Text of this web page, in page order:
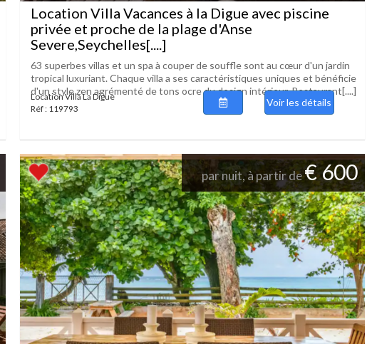
Location Villa Vacances à la Digue avec piscine
privée et proche de la plage d'Anse
Severe,Seychelles[....]
63 superbes villas et un spa à couper de souffle sont au cœur d'un jardin
tropical luxuriant. Chaque villa a ses caractéristiques uniques et bénéficie
d'un style zen agrémenté de tons ocre du design intérieur. Restaurant[....]
Location Villa La Digue
Réf : 119793
Voir les détails
par nuit, à partir de€ 600